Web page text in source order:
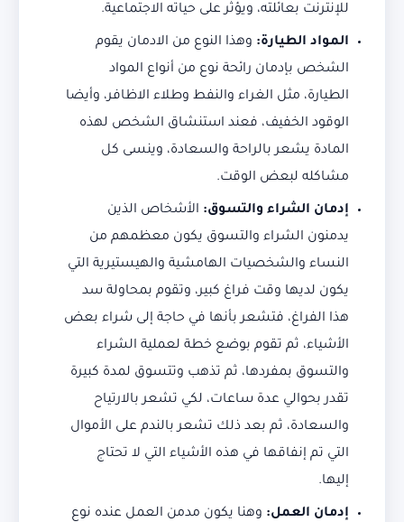
للإنترنت بعائلته، ويؤثر على حياته الاجتماعية.
المواد الطيارة: وهذا النوع من الادمان يقوم
الشخص بإدمان رائحة نوع من أنواع المواد
الطيارة، مثل الغراء والنفط وطلاء الاظافر، وأيضا
الوقود الخفيف، فعند استنشاق الشخص لهذه
المادة يشعر بالراحة والسعادة، وينسى كل
مشاكله لبعض الوقت.
إدمان الشراء والتسوق: الأشخاص الذين
يدمنون الشراء والتسوق يكون معظمهم من
النساء والشخصيات الهامشية والهيستيرية التي
يكون لديها وقت فراغ كبير، وتقوم بمحاولة سد
هذا الفراغ، فتشعر بأنها في حاجة إلى شراء بعض
الأشياء، ثم تقوم بوضع خطة لعملية الشراء
والتسوق بمفردها، ثم تذهب وتتسوق لمدة كبيرة
تقدر بحوالي عدة ساعات، لكي تشعر بالارتياح
والسعادة، ثم بعد ذلك تشعر بالندم على الأموال
التي تم إنفاقها في هذه الأشياء التي لا تحتاج
إليها.
إدمان العمل: وهنا يكون مدمن العمل عنده نوع